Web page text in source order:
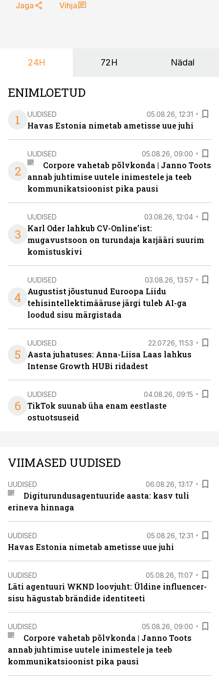
Jaga Vihja
24H 72H Nädal
ENIMLOETUD
1
UUDISED 05.08.26, 12:31
Havas Estonia nimetab ametisse uue juhi
2
UUDISED 05.08.26, 09:00
Corpore vahetab põlvkonda | Janno Toots
annab juhtimise uutele inimestele ja teeb
kommunikatsioonist pika pausi
3
UUDISED 03.08.26, 12:04
Karl Oder lahkub CV-Online’ist:
mugavustsoon on turundaja karjääri suurim
komistuskivi
4
UUDISED 03.08.26, 13:57
Augustist jõustunud Euroopa Liidu
tehisintellektimääruse järgi tuleb AI-ga
loodud sisu märgistada
5
UUDISED 22.07.26, 11:53
Aasta juhatuses: Anna-Liisa Laas lahkus
Intense Growth HUBi ridadest
6
UUDISED 04.08.26, 09:15
TikTok suunab üha enam eestlaste
ostuotsuseid
VIIMASED UUDISED
UUDISED 06.08.26, 13:17
Digiturundusagentuuride aasta: kasv tuli
erineva hinnaga
UUDISED 05.08.26, 12:31
Havas Estonia nimetab ametisse uue juhi
UUDISED 05.08.26, 11:07
Läti agentuuri WKND loovjuht: Üldine influencer-
sisu hägustab brändide identiteeti
UUDISED 05.08.26, 09:00
Corpore vahetab põlvkonda | Janno Toots
annab juhtimise uutele inimestele ja teeb
kommunikatsioonist pika pausi